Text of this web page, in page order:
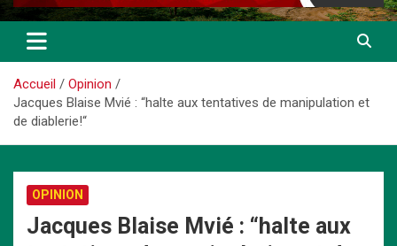
Accueil
Opinion
Jacques Blaise Mvié : “halte aux tentatives de manipulation et
de diablerie!“
OPINION
Jacques Blaise Mvié : “halte aux